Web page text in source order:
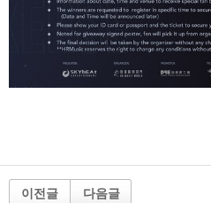
이전글 다음글